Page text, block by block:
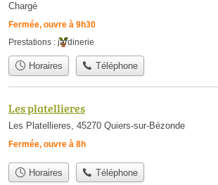
Chargé
Fermée, ouvre à 9h30
Prestations : jardinerie
Horaires Téléphone
Les platellieres
Les Platellieres, 45270 Quiers-sur-Bézonde
Fermée, ouvre à 8h
Horaires Téléphone